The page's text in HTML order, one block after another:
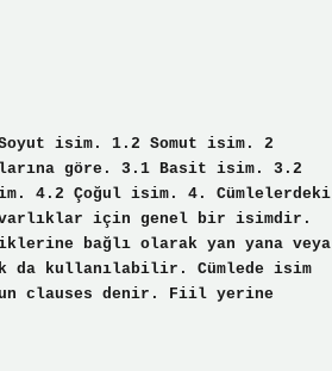
isim. 1.2 Somut isim. 2
göre. 3.1 Basit isim. 3.2
4.2 Çoğul isim. 4. Cümlelerdeki
varlıklar için genel bir isimdir.
bağlı olarak yan yana veya
da kullanılabilir. Cümlede isim
clauses denir. Fiil yerine